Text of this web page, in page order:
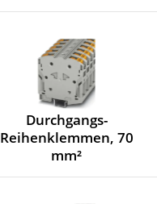
Durchgangs-
Reihenklemmen, 70
mm²